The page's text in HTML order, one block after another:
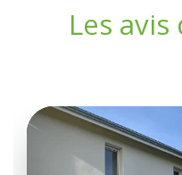
Les avis